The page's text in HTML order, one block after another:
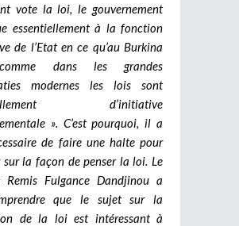
vote la loi, le gouvernement
essentiellement à la fonction
de l’Etat en ce qu’au Burkina
dans les grandes
modernes les lois sont
d’initiative
». C’est pourquoi, il a
de faire une halte pour
sur la façon de penser la loi. Le
Remis Fulgance Dandjinou a
que le sujet sur la
de la loi est intéressant à